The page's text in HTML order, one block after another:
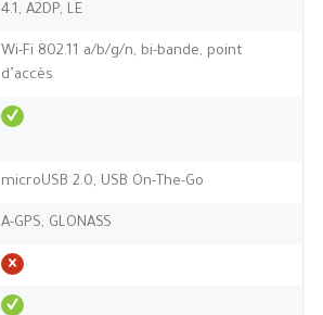
4.1, A2DP, LE
Wi-Fi 802.11 a/b/g/n, bi-bande, point
d’accès
microUSB 2.0, USB On-The-Go
A-GPS, GLONASS